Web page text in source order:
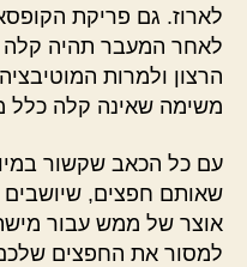
לארוז. גם פריקת
לאחר המעבר תהיה קלה
הרצון ולמרות
משימה שאינה קלה כלל
עם כל הכאב שקשור
שאותם חפצים, שיושבים
אוצר של ממש עבור
למסור את החפצים